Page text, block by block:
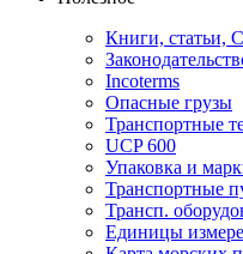
Книги, статьи,
Incoterms
Опасные грузы
Транспортные
UCP 600
Упаковка и
Транспортные
Трансп.
Единицы